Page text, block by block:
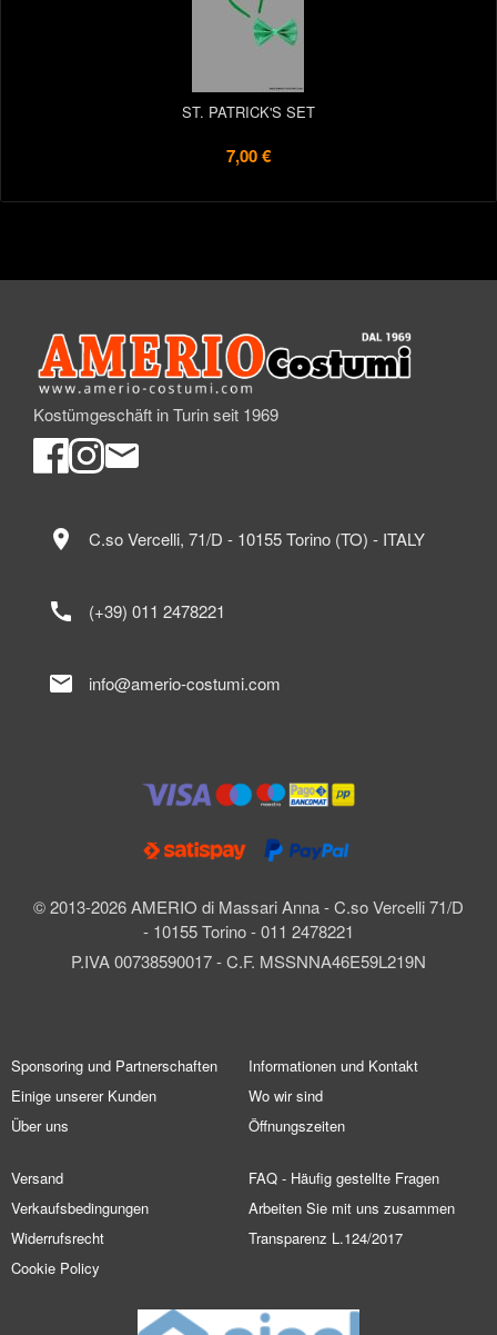
ST. PATRICK'S SET
7,00 €
Kostümgeschäft in Turin seit 1969
© 2013-2026 AMERIO di Massari Anna - C.so Vercelli 71/D
- 10155 Torino - 011 2478221
P.IVA 00738590017 - C.F. MSSNNA46E59L219N
location_on C.so Vercelli, 71/D - 10155 Torino (TO) - ITALY
call (+39) 011 2478221
mail info@amerio-costumi.com
Sponsoring und Partnerschaften
Einige unserer Kunden
Über uns
Informationen und Kontakt
Wo wir sind
Öffnungszeiten
Versand
Verkaufsbedingungen
Widerrufsrecht
Cookie Policy
FAQ - Häufig gestellte Fragen
Arbeiten Sie mit uns zusammen
Transparenz L.124/2017